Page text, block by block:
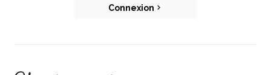
Connexion